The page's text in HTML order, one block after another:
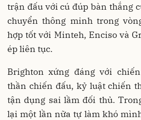
trận đấu với cú đúp bàn thắng
chuyển thông minh trong
hợp tốt với Minteh, Enciso và
ép liên tục.
Brighton xứng đáng với
thần chiến đấu, kỷ luật chiến
tận dụng sai lầm đối thủ.
lại một lần nữa tự làm khó